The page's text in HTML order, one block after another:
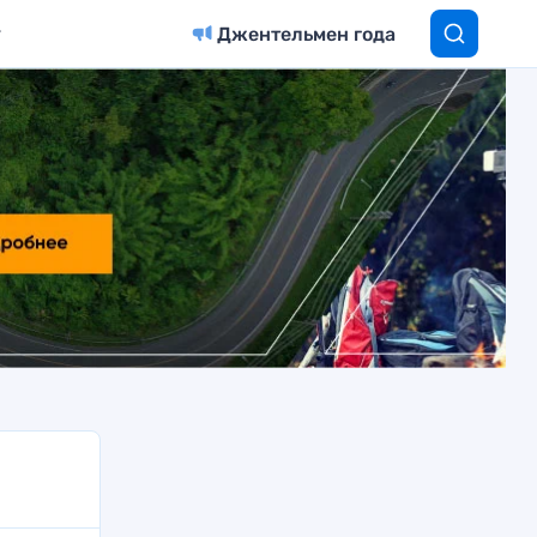
Джентельмен года